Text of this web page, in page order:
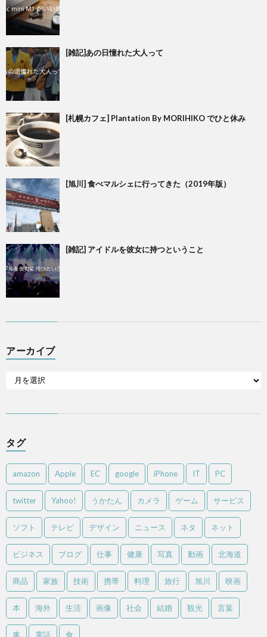
[雑記]あの日憧れた大人って
[札幌カフェ] Plantation By MORIHIKO でひと休み
[旭川] 食べマルシェに行ってきた（2019年版）
[雑記] アイドルを彼女に持つということ
アーカイブ
タグ
amazon Apple EC google iPhone IT PC
twitter Yahoo! うかたん カメラ ゲーム サービス
ソフト テレビ デザイン ニュース ネタ ネット
ビジネス ブログ 仕事 健康 写真 動画 北海道
商品 家族 技術 携帯 料理 旅行 旭川 映画
本 海外 生活 画像 社会 結婚 観光 言葉
車 電話 食